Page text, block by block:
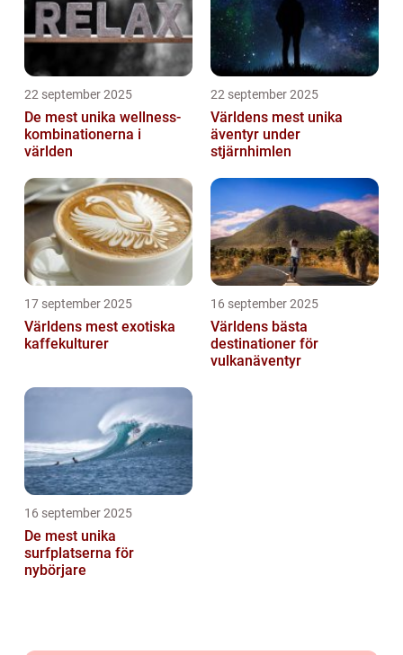
22 september 2025
De mest unika wellness-
kombinationerna i
världen
22 september 2025
Världens mest unika
äventyr under
stjärnhimlen
17 september 2025
Världens mest exotiska
kaffekulturer
16 september 2025
Världens bästa
destinationer för
vulkanäventyr
16 september 2025
De mest unika
surfplatserna för
nybörjare